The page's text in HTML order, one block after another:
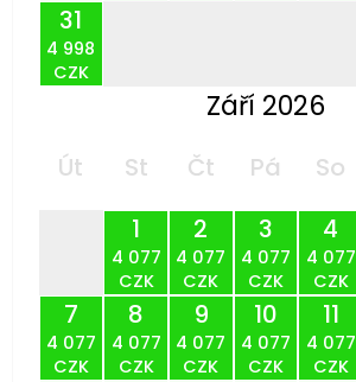
31
4 998
CZK
Září 2026
Út St Čt Pá So
1
4 077
CZK
2
4 077
CZK
3
4 077
CZK
4
4 077
CZK
7
4 077
CZK
8
4 077
CZK
9
4 077
CZK
10
4 077
CZK
11
4 077
CZK